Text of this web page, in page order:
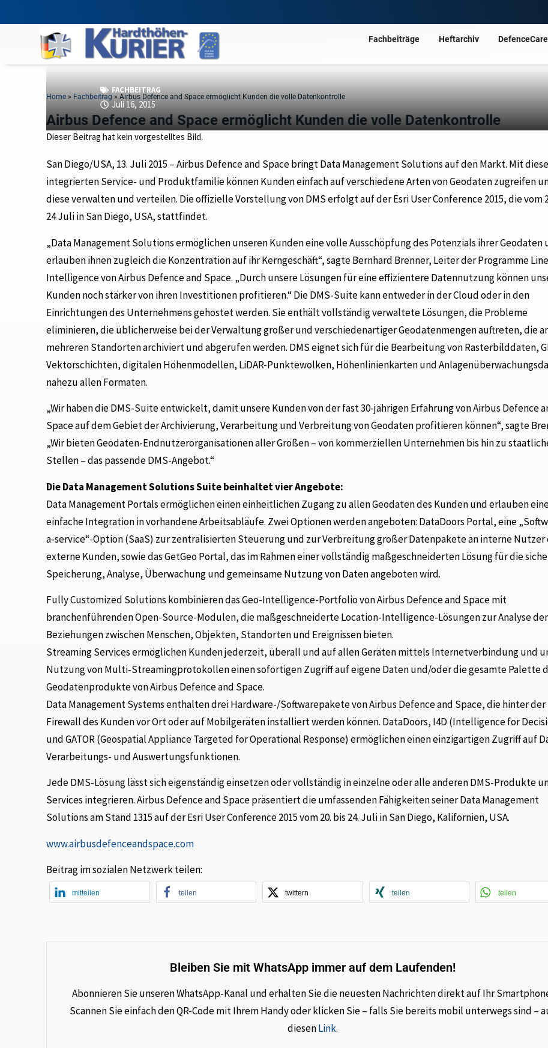
Fachbeiträge Heftarchiv
Home » Fachbeitrag »Airbus Defence and Space ermöglicht Kunden die volle Datenkontrolle
Airbus Defence and Space ermöglicht Kunden die volle Datenkontrolle
FACHBEITRAG
Juli 16, 2015
Dieser Beitrag hat kein vorgestelltes Bild.
San Diego/USA, 13. Juli 2015 – Airbus Defence and Space bringt Data Management Solutions auf den Markt. Mit
integrierten Service- und Produktfamilie können Kunden einfach auf verschiedene Arten von Geodaten zugreifen
diese verwalten und verteilen. Die offizielle Vorstellung von DMS erfolgt auf der Esri User Conference 2015, die vom
24 Juli in San Diego, USA, stattfindet.
„Data Management Solutions ermöglichen unseren Kunden eine volle Ausschöpfung des Potenzials ihrer Geodaten
erlauben ihnen zugleich die Konzentration auf ihr Kerngeschäft“, sagte Bernhard Brenner, Leiter der Programme
Intelligence von Airbus Defence and Space. „Durch unsere Lösungen für eine effizientere Datennutzung können
Kunden noch stärker von ihren Investitionen profitieren.“ Die DMS-Suite kann entweder in der Cloud oder in den
Einrichtungen des Unternehmens gehostet werden. Sie enthält vollständig verwaltete Lösungen, die Probleme
eliminieren, die üblicherweise bei der Verwaltung großer und verschiedenartiger Geodatenmengen auftreten, die
mehreren Standorten archiviert und abgerufen werden. DMS eignet sich für die Bearbeitung von Rasterbilddaten,
Vektorschichten, digitalen Höhenmodellen, LiDAR-Punktewolken, Höhenlinienkarten und
nahezu allen Formaten.
„Wir haben die DMS-Suite entwickelt, damit unsere Kunden von der fast 30-jährigen Erfahrung von Airbus Defence
Space auf dem Gebiet der Archivierung, Verarbeitung und Verbreitung von Geodaten profitieren können“, sagte
„Wir bieten Geodaten-Endnutzerorganisationen aller Größen – von kommerziellen Unternehmen bis hin zu
Stellen – das passende DMS-Angebot.“
Die Data Management Solutions Suite beinhaltet vier Angebote:
Data Management Portals ermöglichen einen einheitlichen Zugang zu allen Geodaten des Kunden und erlauben
einfache Integration in vorhandene Arbeitsabläufe. Zwei Optionen werden angeboten: DataDoors Portal, eine
a-service“-Option (SaaS) zur zentralisierten Steuerung und zur Verbreitung großer Datenpakete an interne Nutzer
externe Kunden, sowie das GetGeo Portal, das im Rahmen einer vollständig maßgeschneiderten Lösung für die
Speicherung, Analyse, Überwachung und gemeinsame Nutzung von Daten angeboten wird.
Fully Customized Solutions kombinieren das Geo-Intelligence-Portfolio von Airbus Defence and Space mit
branchenführenden Open-Source-Modulen, die maßgeschneiderte Location-Intelligence-Lösungen zur Analyse der
Beziehungen zwischen Menschen, Objekten, Standorten und Ereignissen bieten.
Streaming Services ermöglichen Kunden jederzeit, überall und auf allen Geräten mittels Internetverbindung und
Nutzung von Multi-Streamingprotokollen einen sofortigen Zugriff auf eigene Daten und/oder die gesamte Palette
Geodatenprodukte von Airbus Defence and Space.
Data Management Systems enthalten drei Hardware-/Softwarepakete von Airbus Defence and Space, die hinter der
Firewall des Kunden vor Ort oder auf Mobilgeräten installiert werden können. DataDoors, I4D (Intelligence for
und GATOR (Geospatial Appliance Targeted for Operational Response) ermöglichen einen einzigartigen Zugriff auf
Verarbeitungs- und Auswertungsfunktionen.
Jede DMS-Lösung lässt sich eigenständig einsetzen oder vollständig in einzelne oder alle anderen DMS-Produkte
Services integrieren. Airbus Defence and Space präsentiert die umfassenden Fähigkeiten seiner Data Management
Solutions am Stand 1315 auf der Esri User Conference 2015 vom 20. bis 24. Juli in San Diego, Kalifornien, USA.
www.airbusdefenceandspace.com
Beitrag im sozialen Netzwerk teilen:
mitteilen teilen twittern teilen teilen
Bleiben Sie mit WhatsApp immer auf dem Laufenden!
Abonnieren Sie unseren WhatsApp-Kanal und erhalten Sie die neuesten Nachrichten direkt auf Ihr
Scannen Sie einfach den QR-Code mit Ihrem Handy oder klicken Sie – falls Sie bereits mobil unterwegs sind –
diesenLink.